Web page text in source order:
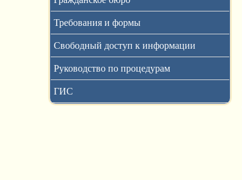
Требования и формы
Свободный доступ к информации
Руководство по процедурам
ГИС